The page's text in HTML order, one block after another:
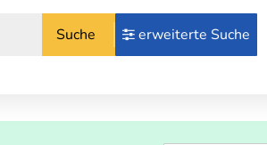
Suche erweiterte Suche